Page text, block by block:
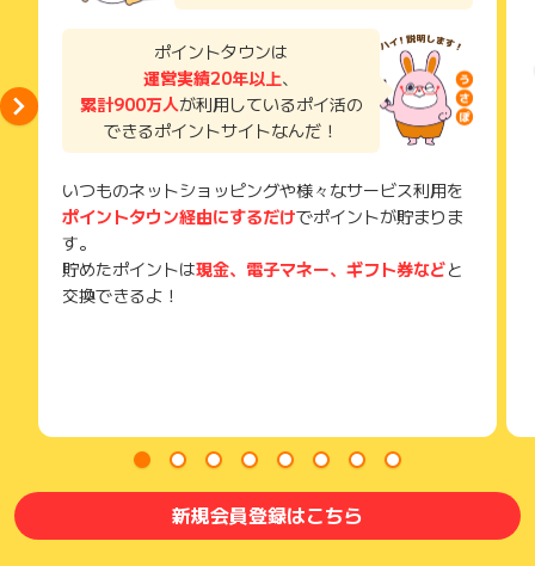
ポイントタウンは
運営実績20年以上、
累計900万人が利用しているポイ活の
できるポイントサイトなんだ！
いつものネットショッピングや様々なサービス利用を
ポイントタウン経由にするだけでポイントが貯まりま
す。
貯めたポイントは現金、電子マネー、ギフト券などと
交換できるよ！
新規会員登録はこちら